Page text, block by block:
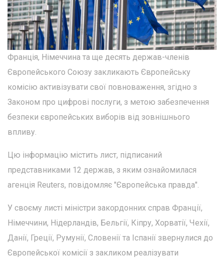
Франція, Німеччина та ще десять держав-членів
Європейського Союзу закликають Європейську
комісію активізувати свої повноваження, згідно з
Законом про цифрові послуги, з метою забезпечення
безпеки європейських виборів від зовнішнього
впливу.
Цю інформацію містить лист, підписаний
представниками 12 держав, з яким ознайомилася
агенція Reuters, повідомляє "Європейська правда".
У своєму листі міністри закордонних справ Франції,
Німеччини, Нідерландів, Бельгії, Кіпру, Хорватії, Чехії,
Данії, Греції, Румунії, Словенії та Іспанії звернулися до
Європейської комісії з закликом реалізувати